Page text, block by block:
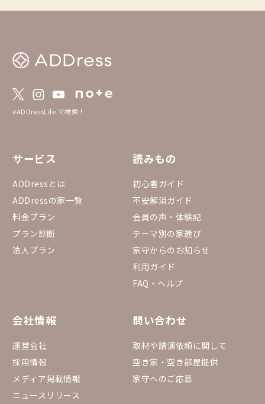
活動一覧」から趣味
#ADDressLife で検索！
サービス
ADDressとは
ADDressの家一覧
料金プラン
プラン診断
法人プラン
読みもの
初心者ガイド
不安解消ガイド
会員の声・体験記
テーマ別の家選び
家守からのお知らせ
利用ガイド
FAQ・ヘルプ
会社情報
運営会社
採用情報
メディア掲載情報
ニュースリリース
問い合わせ
取材や講演依頼に関して
空き家・空き部屋提供
家守へのご応募